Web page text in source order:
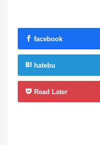
facebook
hatebu
Read Later